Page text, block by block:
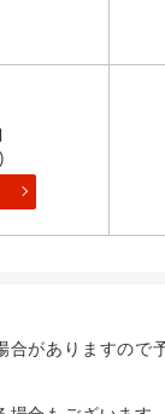
)
がありますので